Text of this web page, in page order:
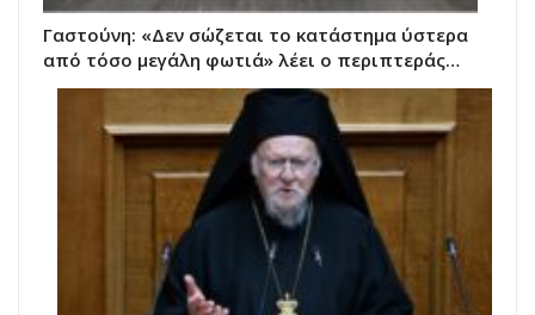
Γαστούνη: «Δεν σώζεται το κατάστημα ύστερα
από τόσο μεγάλη φωτιά» λέει ο περιπτεράς…